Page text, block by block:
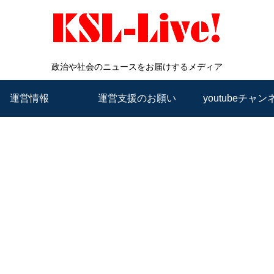
政治や社会のニュースをお届けするメディア
運営情報 運営支援のお願い youtubeチャン